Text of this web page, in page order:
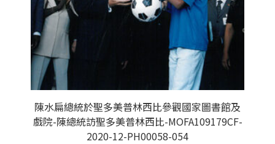
陳水扁總統於聖多美普林西比參觀國家圖書館及
戲院-陳總統訪聖多美普林西比-MOFA109179CF-
2020-12-PH00058-054